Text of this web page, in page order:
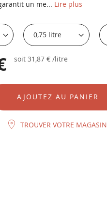
un me... Lire plus
soit31,87 € /litre
AJOUTEZ AU PANIER
TROUVER VOTRE MAGASIN